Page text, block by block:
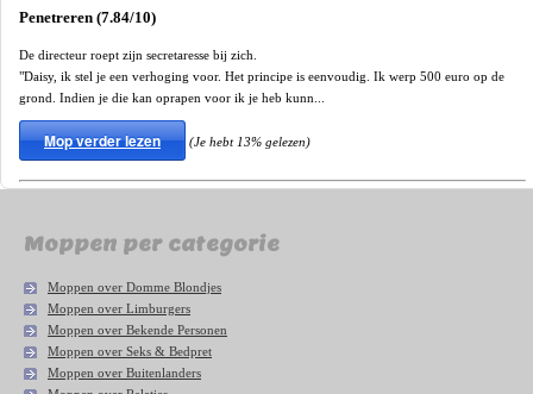
Penetreren (7.84/10)
De directeur roept zijn secretaresse bij zich.
"Daisy, ik stel je een verhoging voor. Het principe is eenvoudig. Ik werp 500 euro op de
grond. Indien je die kan oprapen voor ik je heb kunn...
Mop verder lezen (Je hebt 13% gelezen)
Moppen per categorie
Moppen over Domme Blondjes
Moppen over Limburgers
Moppen over Bekende Personen
Moppen over Seks & Bedpret
Moppen over Buitenlanders